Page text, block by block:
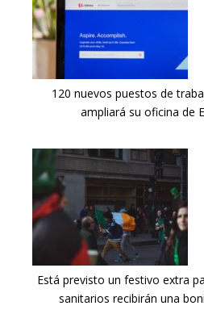
120 nuevos puestos de
ampliará su oficina de
Está previsto un festivo extra
sanitarios recibirán una